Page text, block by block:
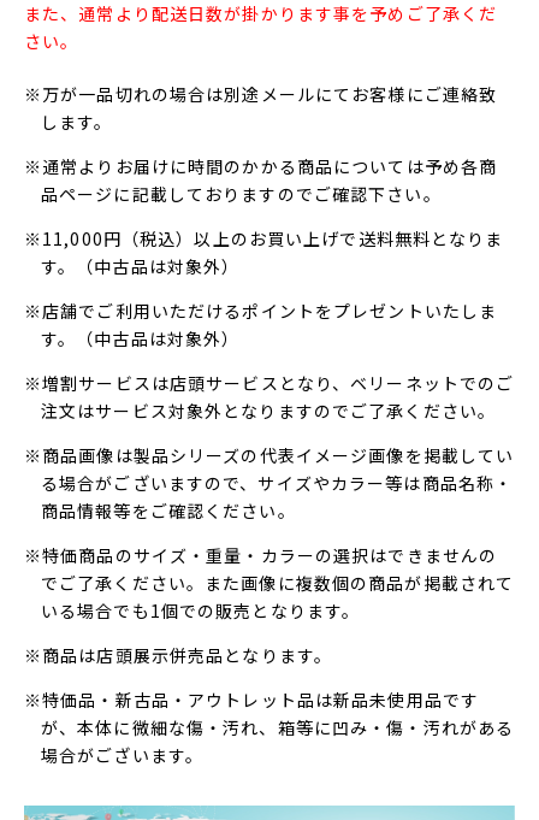
また、通常より配送日数が掛かります事を予めご了承くだ
さい。
※万が一品切れの場合は別途メールにてお客様にご連絡致
します。
※通常よりお届けに時間のかかる商品については予め各商
品ページに記載しておりますのでご確認下さい。
※11,000円（税込）以上のお買い上げで送料無料となりま
す。（中古品は対象外）
※店舗でご利用いただけるポイントをプレゼントいたしま
す。（中古品は対象外）
※増割サービスは店頭サービスとなり、ベリーネットでのご
注文はサービス対象外となりますのでご了承ください。
※商品画像は製品シリーズの代表イメージ画像を掲載してい
る場合がございますので、サイズやカラー等は商品名称・
商品情報等をご確認ください。
※特価商品のサイズ・重量・カラーの選択はできませんの
でご了承ください。また画像に複数個の商品が掲載されて
いる場合でも1個での販売となります。
※商品は店頭展示併売品となります。
※特価品・新古品・アウトレット品は新品未使用品です
が、本体に微細な傷・汚れ、箱等に凹み・傷・汚れがある
場合がございます。